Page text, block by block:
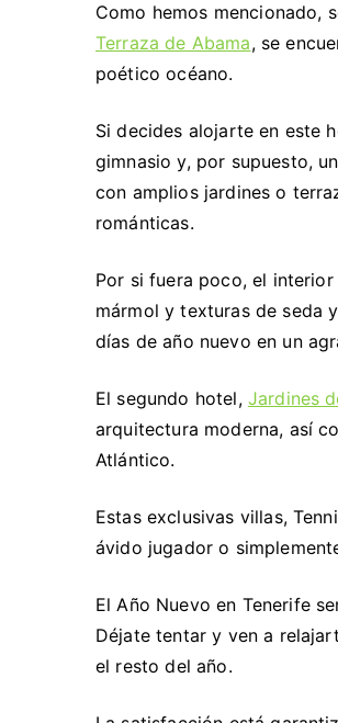
Como hemos mencionado,
Terraza de Abama, se
poético océano.
Si decides alojarte en este
gimnasio y, por supuesto,
con amplios jardines o
románticas.
Por si fuera poco, el
mármol y texturas de seda
días de año nuevo en un
El segundo hotel, Jardines
arquitectura moderna, así
Atlántico.
Estas exclusivas villas,
ávido jugador o
El Año Nuevo en Tenerife
Déjate tentar y ven a
el resto del año.